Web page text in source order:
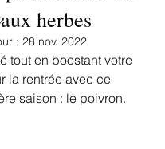
herbes
: 28 nov. 2022
tout en boostant votre
la rentrée avec ce
saison : le poivron.